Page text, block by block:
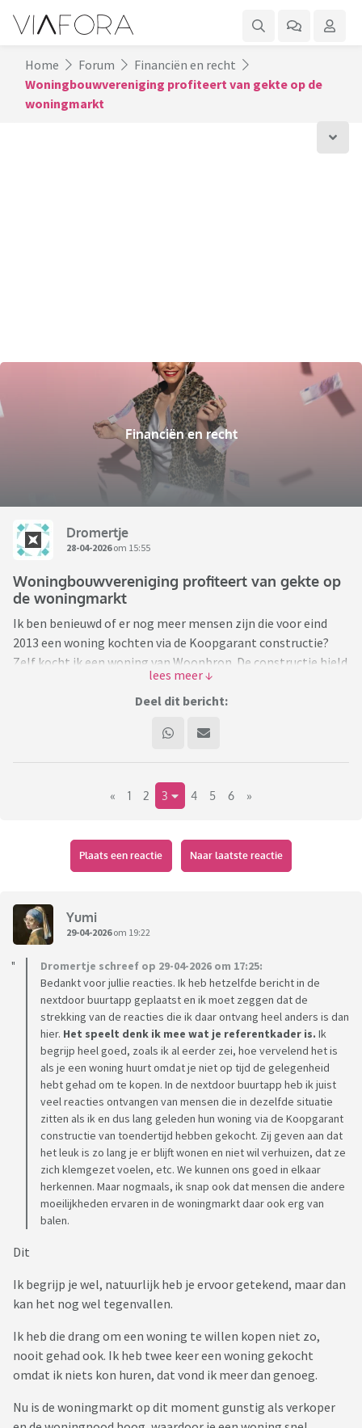
Home Forum
Financiën en recht
Woningbouwvereniging profiteert van gekte op de
woningmarkt
Financiën en recht
Dromertje
28-04-2026om 15:55
Woningbouwvereniging profiteert van gekte op
de woningmarkt
Ik ben benieuwd of er nog meer mensen zijn die voor eind
2013 een woning kochten via de Koopgarant constructie?
Zelf kocht ik een woning van Woonbron. De constructie hield
in dat je de woning kocht met 25% korting op de getaxeerde
waarde van de woningbouwvereniging, waarvan door de
geen korting genoemd mag worden omdat de korting bij
terugverkoop wordt verrekend. In feite gaat het dus meer
om een uitgestelde betaling. Wel ben je verplicht om de
woning terug te verkopen aan de woningbouwvereniging en
getaxeerde waarde op het moment dat je de woning
verkocht dan voor de woningbouwvereniging, minus de
waardestijging van eventuele verbeteringen. Eind 2013
veranderen en nu hoef je nog maar 15% af te dragen aan de
woningbouwvereniging.
Sinds 2013 is de waarde van mijn woning met ruim 300%
toegenomen. Dit geldt natuurlijk niet alleen voor mij maar
voor veel meer mensen die door middel van Koopgarant een
woning heeft gekocht in die tijd, of daarvoor. Om een
gelijkwaardige woning terug te kunnen kopen heb je dus ook
3 keer zo veel geld nodig, terwijl je bij verkoop maar de helft
van de winst mag behouden. Een bijna onmogelijke opgave
dus, tenzij je het geluk hebt van een familie die een grote
schenking doet, je de loterij wint of enorm gestegen bent op
de arbeidsmarkt. En ik heb het nu dus over het kopen van een
gelijkwaardige woning, laat staan dat je een volgende stap
zou willen zetten doordat je bijvoorbeeld meer ruimte wil.
Wanneer je contact opneemt met de woningbouwvereniging
krijg je te horen dat je hier nou eenmaal voor hebt getekend.
woningmarkt zou exploderen, van redelijkheid en billijkheid
hebben ze niet gehoord. Ondertussen maken zij wél op
op basis van de huidige taxatiewaarde, tel uit hun winst dus.
Ook met betrekking tot de verbeteringen die je in de
tussentijd aan hebt gebracht in de woning, zo heb ik mijn
volledige badkamer laten renoveren en nog veel meer
dingen laten doen, wordt zeer aanmatigend gereageerd. Dit
Deel dit bericht:
« 1 2 3 4 5 6 »
Plaats een reactie Naar laatste reactie
Yumi
29-04-2026om 19:22
Dromertje schreef op 29-04-2026 om 17:25:
Bedankt voor jullie reacties. Ik heb hetzelfde bericht in de
nextdoor buurtapp geplaatst en ik moet zeggen dat de
strekking van de reacties die ik daar ontvang heel anders is dan
hier. Het speelt denk ik mee wat je referentkader is. Ik
begrijp heel goed, zoals ik al eerder zei, hoe vervelend het is
als je een woning huurt omdat je niet op tijd de gelegenheid
hebt gehad om te kopen. In de nextdoor buurtapp heb ik juist
veel reacties ontvangen van mensen die in dezelfde situatie
zitten als ik en dus lang geleden hun woning via de Koopgarant
constructie van toendertijd hebben gekocht. Zij geven aan dat
het leuk is zo lang je er blijft wonen en niet wil verhuizen, dat ze
zich klemgezet voelen, etc. We kunnen ons goed in elkaar
herkennen. Maar nogmaals, ik snap ook dat mensen die andere
moeilijkheden ervaren in de woningmarkt daar ook erg van
balen.
Dit
Ik begrijp je wel, natuurlijk heb je ervoor getekend, maar dan
kan het nog wel tegenvallen.
Ik heb die drang om een woning te willen kopen niet zo,
nooit gehad ook. Ik heb twee keer een woning gekocht
omdat ik niets kon huren, dat vond ik meer dan genoeg.
Nu is de woningmarkt op dit moment gunstig als verkoper